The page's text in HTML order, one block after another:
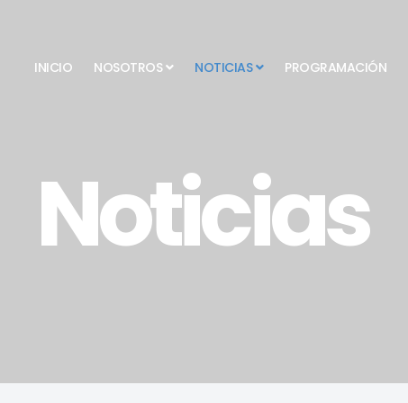
INICIO NOSOTROS NOTICIAS PROGRAMACIÓN
Noticias